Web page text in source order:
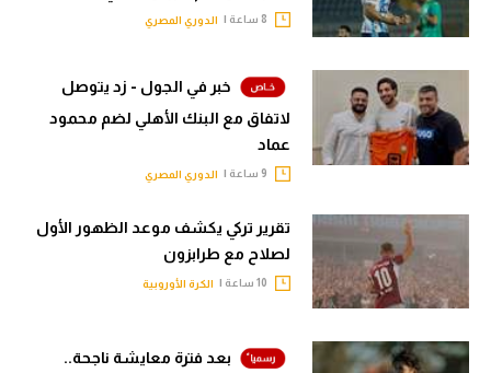
الدوري المصري
خبر في الجول - زد يتوصل
لاتفاق مع البنك الأهلي لضم محمود
عماد
الدوري المصري
تقرير تركي يكشف موعد الظهور الأول
لصلاح مع طرابزون
الكرة الأوروبية
بعد فترة معايشة ناجحة..